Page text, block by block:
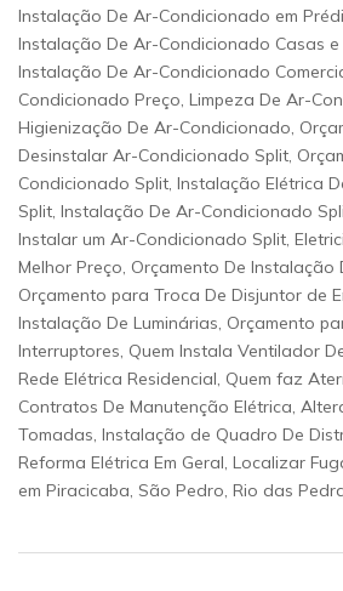
Instalação De Ar-Condicionado em
Instalação De Ar-Condicionado Casas e
Instalação De Ar-Condicionado
Condicionado Preço, Limpeza De Ar-
Higienização De Ar-Condicionado,
Desinstalar Ar-Condicionado Split,
Condicionado Split, Instalação Elétrica
Split, Instalação De Ar-Condicionado
Instalar um Ar-Condicionado Split,
Melhor Preço, Orçamento De Instalação
Orçamento para Troca De Disjuntor de
Instalação De Luminárias, Orçamento
Interruptores, Quem Instala Ventilador
Rede Elétrica Residencial, Quem faz
Contratos De Manutenção Elétrica,
Tomadas, Instalação de Quadro De
Reforma Elétrica Em Geral, Localizar
em Piracicaba, São Pedro, Rio das